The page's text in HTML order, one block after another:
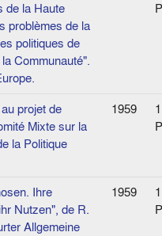
de la Haute
problèmes de la
politiques de
Communauté".
projet de
Mixte sur la
la Politique
1959
1
Ihre
Nutzen", de R.
Allgemeine
1959
1